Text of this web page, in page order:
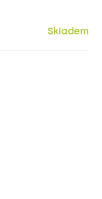
Skladem